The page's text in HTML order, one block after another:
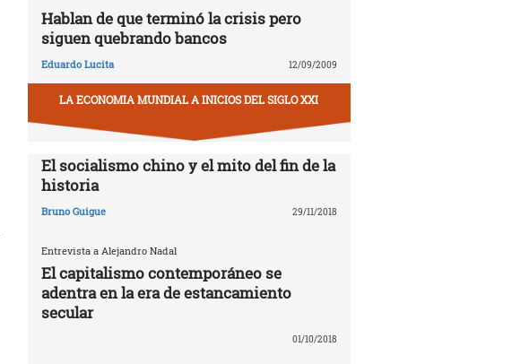
Hablan de que terminó la crisis pero
siguen quebrando bancos
Eduardo Lucita 12/09/2009
LA ECONOMIA MUNDIAL A INICIOS DEL SIGLO XXI
El socialismo chino y el mito del fin de la
historia
Bruno Guigue 29/11/2018
Entrevista a Alejandro Nadal
El capitalismo contemporáneo se
adentra en la era de estancamiento
secular
01/10/2018